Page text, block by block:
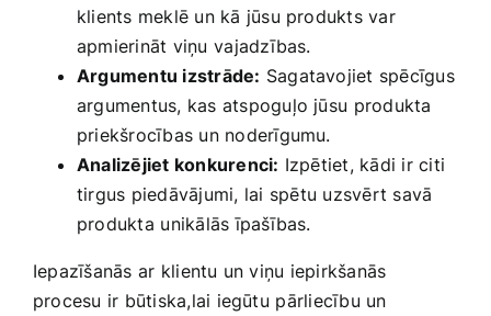
Zoo preces
klients meklē un kā jūsu produkts​ var
apmierināt viņu⁤ vajadzības.
Argumentu izstrāde: Sagatavojiet spēcīgus
argumentus, kas atspoguļo jūsu⁣ produkta⁢
priekšrocības un noderīgumu.
Analizējiet konkurenci: Izpētiet, ‍kādi ir citi
tirgus piedāvājumi, lai⁢ spētu‍ uzsvērt savā
produkta⁤ unikālās‌ īpašības.
Iepazīšanās ar⁢ klientu un viņu iepirkšanās
procesu ir būtiska,lai iegūtu⁢ pārliecību un ​